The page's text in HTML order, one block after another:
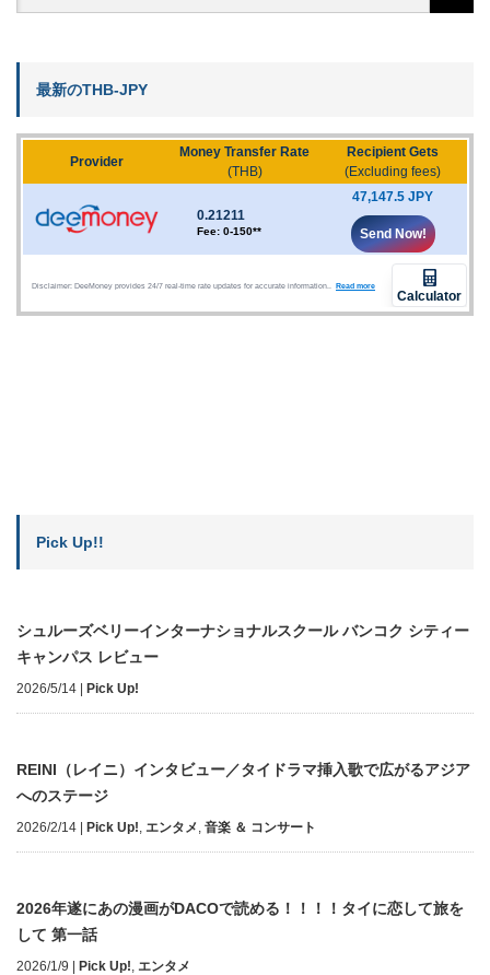
最新のTHB-JPY
Pick Up!!
シュルーズベリーインターナショナルスクール バンコク シティー
キャンパス レビュー
2026/5/14 Pick Up!
REINI（レイニ）インタビュー／タイドラマ挿入歌で広がるアジア
へのステージ
2026/2/14 Pick Up!, エンタメ, 音楽 ＆ コンサート
2026年遂にあの漫画がDACOで読める！！！！タイに恋して旅を
して 第一話
2026/1/9 Pick Up!, エンタメ